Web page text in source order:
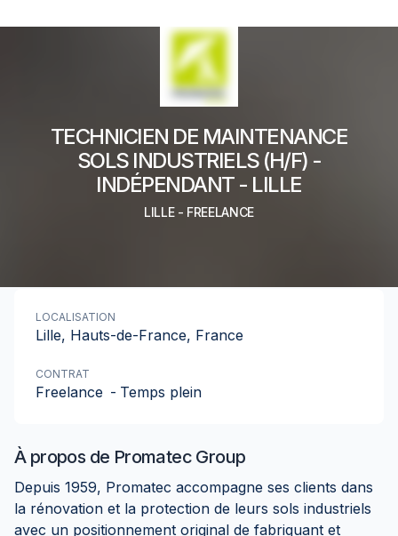
TECHNICIEN DE MAINTENANCE
SOLS INDUSTRIELS (H/F) -
INDÉPENDANT - LILLE
LILLE - FREELANCE
À propos de Promatec Group
Depuis 1959, Promatec accompagne ses clients dans
la rénovation et la protection de leurs sols industriels
avec un positionnement original de fabriquant et
LOCALISATION
Lille, Hauts-de-France, France
CONTRAT
Freelance - Temps plein